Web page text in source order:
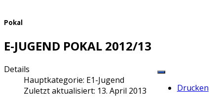
Pokal
E-JUGEND POKAL 2012/13
Drucken
Details
Hauptkategorie: E1-Jugend
Zuletzt aktualisiert: 13. April 2013